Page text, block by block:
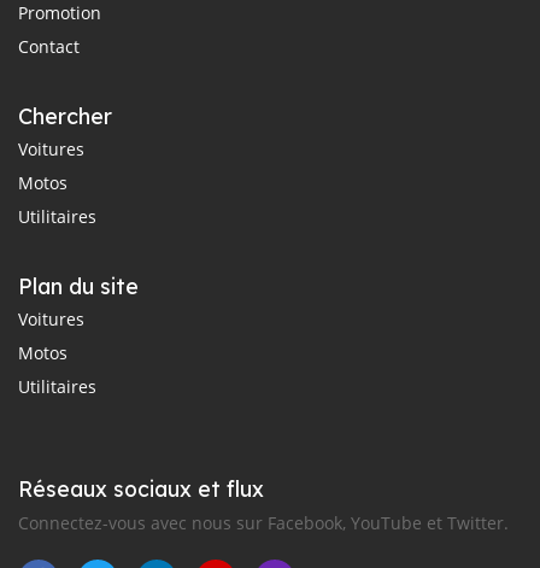
Promotion
Contact
Chercher
Voitures
Motos
Utilitaires
Plan du site
Voitures
Motos
Utilitaires
Réseaux sociaux et flux
Connectez-vous avec nous sur Facebook, YouTube et Twitter.